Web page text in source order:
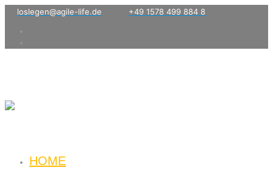
loslegen@agile-life.de +49 1578 499 884 8
HOME